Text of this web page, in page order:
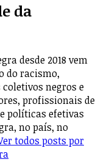
da
desde 2018 vem
do racismo,
negros e
profissionais de
políticas efetivas
no país, no
todos posts por